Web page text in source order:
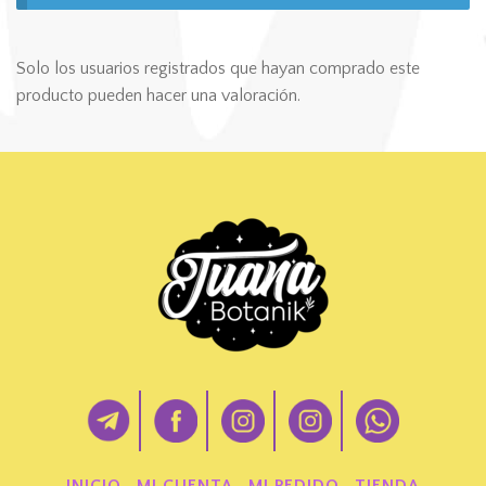
Solo los usuarios registrados que hayan comprado este
producto pueden hacer una valoración.